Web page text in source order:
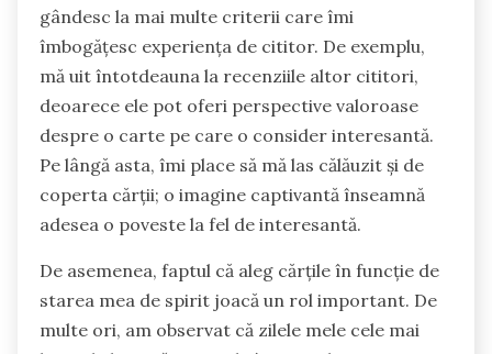
gândesc la mai multe criterii care îmi
îmbogățesc experiența de cititor. De exemplu,
mă uit întotdeauna la recenziile altor cititori,
deoarece ele pot oferi perspective valoroase
despre o carte pe care o consider interesantă.
Pe lângă asta, îmi place să mă las călăuzit și de
coperta cărții; o imagine captivantă înseamnă
adesea o poveste la fel de interesantă.
De asemenea, faptul că aleg cărțile în funcție de
starea mea de spirit joacă un rol important. De
multe ori, am observat că zilele mele cele mai